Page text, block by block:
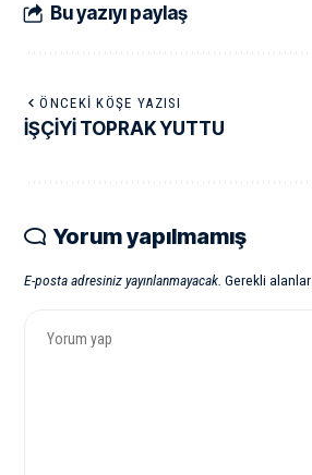
Bu yazıyı paylaş
ÖNCEKI KÖŞE YAZISI
İŞÇİYİ TOPRAK YUTTU
Yorum yapılmamış
E-posta adresiniz yayınlanmayacak. Gerekli alanlar